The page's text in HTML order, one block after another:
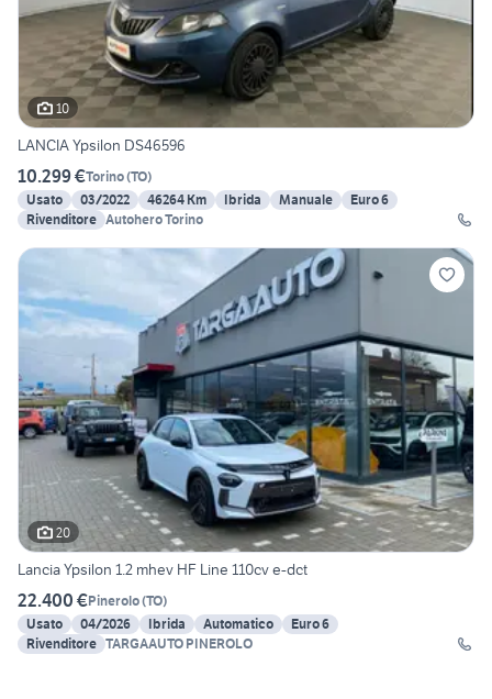
10
LANCIA Ypsilon DS46596
10.299 €Torino(TO)
Usato
03/2022 46264 Km Ibrida Manuale
Euro 6
Rivenditore Autohero Torino
20
Lancia Ypsilon 1.2 mhev HF Line 110cv e-dct
22.400 €Pinerolo(TO)
Usato
04/2026 Ibrida Automatico
Euro 6
Rivenditore TARGAAUTO PINEROLO